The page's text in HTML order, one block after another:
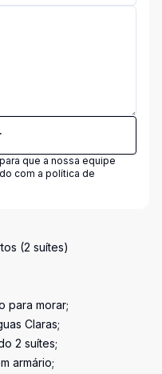
que a nossa equipe
com a política de
(2 suítes)
para morar;
Claras;
2 suítes;
armário;